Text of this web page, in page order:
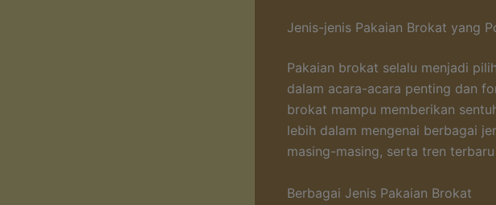
Jenis-jenis Pakaian Brokat yang
Pakaian brokat selalu menjadi
dalam acara-acara penting dan
brokat mampu memberikan
lebih dalam mengenai berbagai
masing-masing, serta tren
Berbagai Jenis Pakaian Brokat